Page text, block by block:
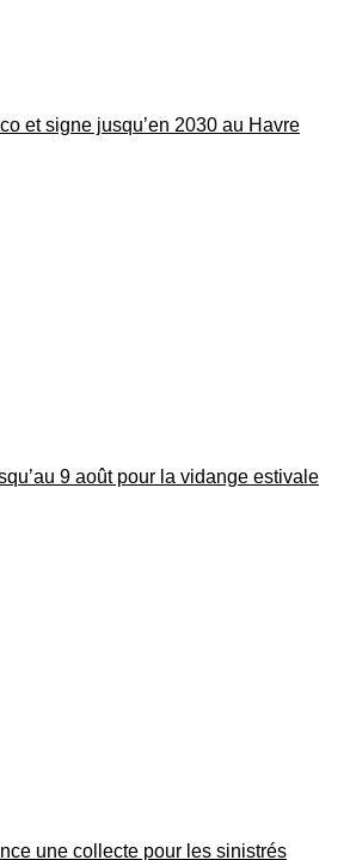
et signe jusqu’en 2030 au Havre
9 août pour la vidange estivale
une collecte pour les sinistrés